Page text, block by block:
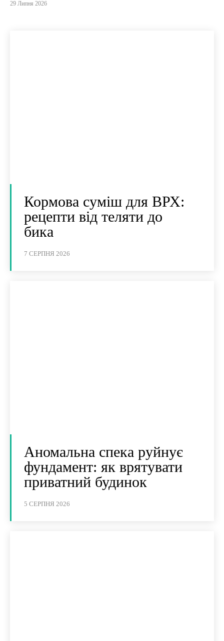
29 Липня 2026
Кормова суміш для ВРХ:
рецепти від теляти до
бика
7 СЕРПНЯ 2026
Аномальна спека руйнує
фундамент: як врятувати
приватний будинок
5 СЕРПНЯ 2026